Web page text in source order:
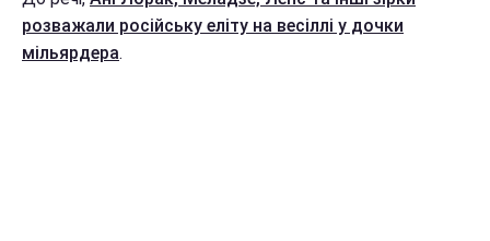
розважали російську еліту на весіллі у дочки
мільярдера.